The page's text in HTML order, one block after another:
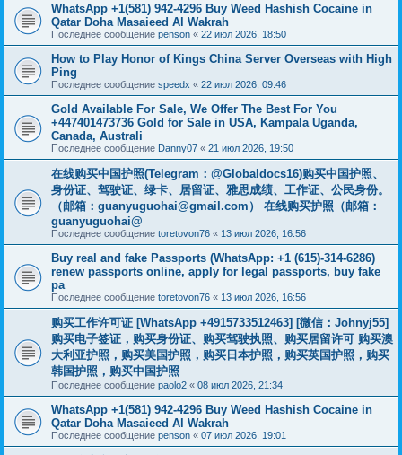
WhatsApp +1(581) 942-4296 Buy Weed Hashish Cocaine in
Qatar Doha Masaieed Al Wakrah
Последнее сообщение penson « 22 июл 2026, 18:50
How to Play Honor of Kings China Server Overseas with High
Ping
Последнее сообщение speedx « 22 июл 2026, 09:46
Gold Available For Sale, We Offer The Best For You
+447401473736 Gold for Sale in USA, Kampala Uganda,
Canada, Australi
Последнее сообщение Danny07 « 21 июл 2026, 19:50
在线购买中国护照(Telegram：@Globaldocs16)购买中国护照、
身份证、驾驶证、绿卡、居留证、雅思成绩、工作证、公民身份。
（邮箱： guanyuguohai@gmail.com ） 在线购买护照（邮箱：
guanyuguohai@
Последнее сообщение toretovon76 « 13 июл 2026, 16:56
Buy real and fake Passports (WhatsApp: +1 (615)-314-6286)
renew passports online, apply for legal passports, buy fake
pa
Последнее сообщение toretovon76 « 13 июл 2026, 16:56
购买工作许可证 [WhatsApp +4915733512463] [微信：Johnyj55]
购买电子签证，购买身份证、购买驾驶执照、购买居留许可 购买澳
大利亚护照，购买美国护照，购买日本护照，购买英国护照，购买
韩国护照，购买中国护照
Последнее сообщение paolo2 « 08 июл 2026, 21:34
WhatsApp +1(581) 942-4296 Buy Weed Hashish Cocaine in
Qatar Doha Masaieed Al Wakrah
Последнее сообщение penson « 07 июл 2026, 19:01